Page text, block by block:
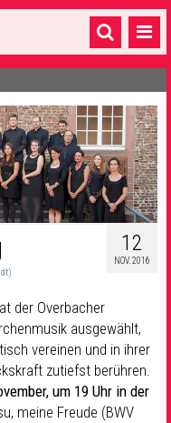
12
NOV. 2016
der Overbacher
ausgewählt,
vereinen und in ihrer
zutiefst berühren.
um 19 Uhr in der
meine Freude (BWV